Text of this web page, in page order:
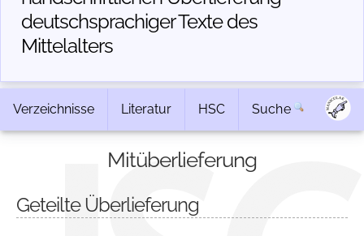
deutschsprachiger Texte des
Mittelalters
Verzeichnisse Literatur HSC Suche
Mitüberlieferung
Geteilte Überlieferung